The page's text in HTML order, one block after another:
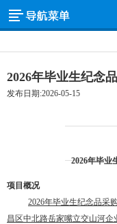
2026年毕业生纪念
发布日期:2026-05-15
2026年毕业
项目概况
2026年毕业生纪念品采购
昌区中北路岳家嘴立交山河企